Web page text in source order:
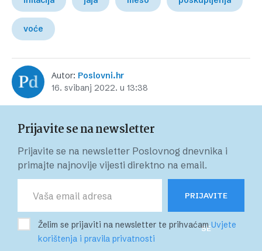
voće
Autor: Poslovni.hr
16. svibanj 2022. u 13:38
Prijavite se na newsletter
Prijavite se na newsletter Poslovnog dnevnika i
primajte najnovije vijesti direktno na email.
PRIJAVITE
SE
Želim se prijaviti na newsletter te prihvaćamUvjete
korištenja i pravila privatnosti